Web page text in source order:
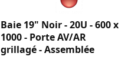
Baie 19" Noir - 20U - 600 x
1000 - Porte AV/AR
grillagé - Assemblée